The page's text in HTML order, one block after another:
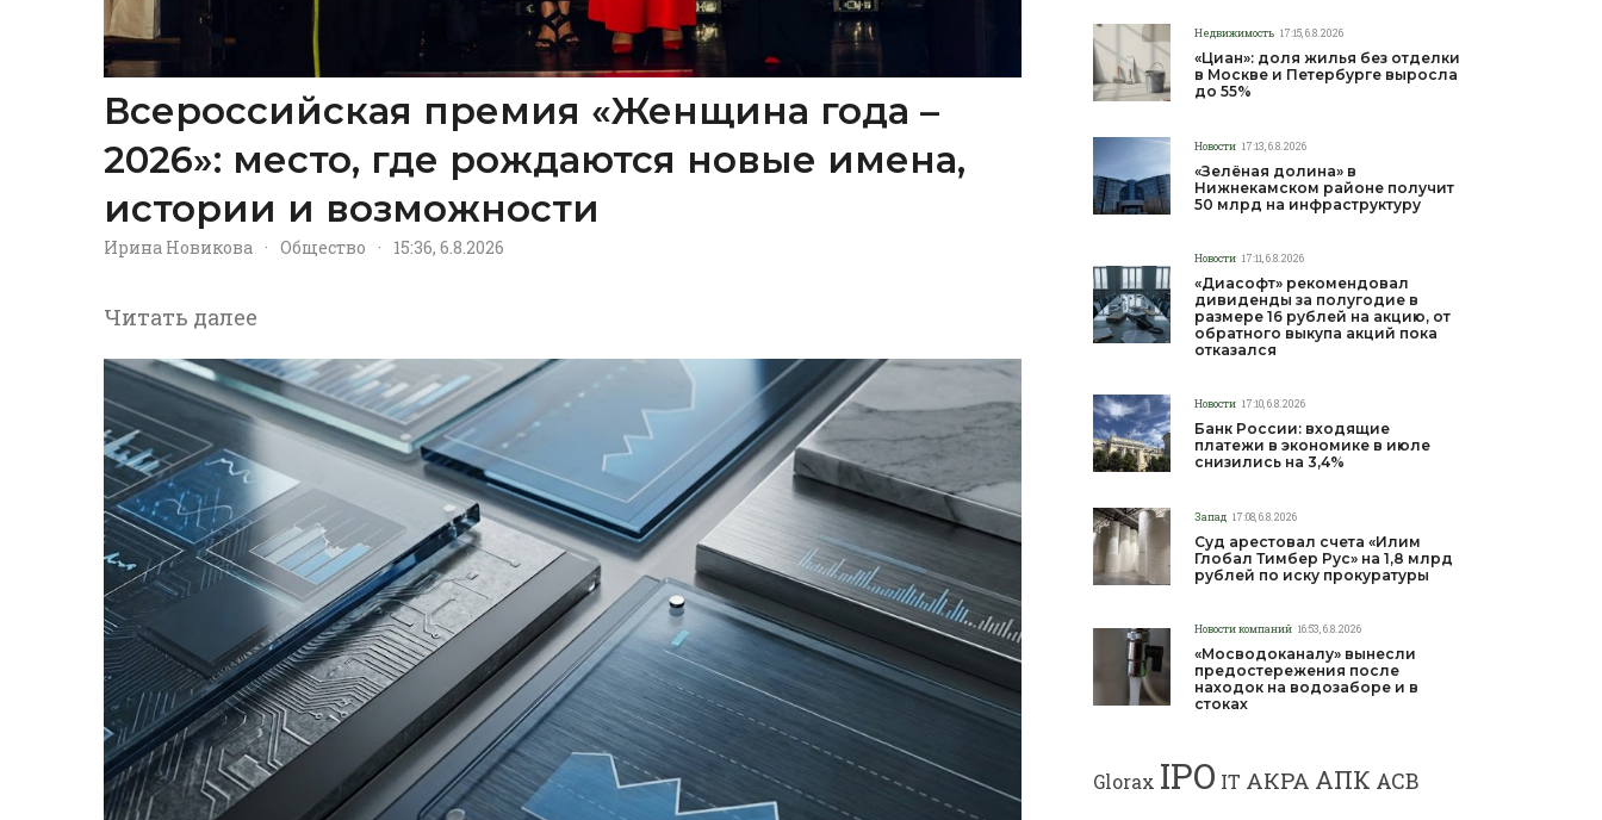
Всероссийская премия «Женщина года –
2026»: место, где рождаются новые имена,
истории и возможности
Ирина Новикова · Общество · 15:36, 6.8.2026
Читать далее
Недвижимость 17:15, 6.8.2026
«Циан»: доля жилья без отделки
в Москве и Петербурге выросла
до 55%
Новости 17:13, 6.8.2026
«Зелёная долина» в
Нижнекамском районе получит
50 млрд на инфраструктуру
Новости 17:11, 6.8.2026
«Диасофт» рекомендовал
дивиденды за полугодие в
размере 16 рублей на акцию, от
обратного выкупа акций пока
отказался
Новости 17:10, 6.8.2026
Банк России: входящие
платежи в экономике в июле
снизились на 3,4%
Запад 17:08, 6.8.2026
Суд арестовал счета «Илим
Глобал Тимбер Рус» на 1,8 млрд
рублей по иску прокуратуры
Новости компаний 16:53, 6.8.2026
«Мосводоканалу» вынесли
предостережения после
находок на водозаборе и в
стоках
Glorax IPO IT АКРА АПК АСВ